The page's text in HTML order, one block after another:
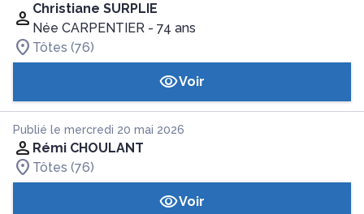
Christiane SURPLIE
Née CARPENTIER - 74 ans
Tôtes (76)
Voir
Publié le mercredi 20 mai 2026
Rémi CHOULANT
Tôtes (76)
Voir